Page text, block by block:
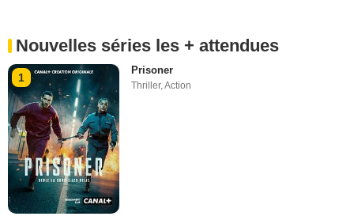
Nouvelles séries les + attendues
1
Prisoner
Thriller,Action